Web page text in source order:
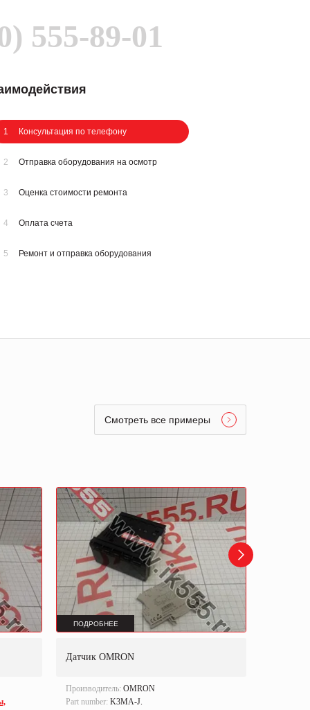
555-89-01
1 Консультация по телефону
2 Отправка оборудования на осмотр
3 Оценка стоимости ремонта
4 Оплата счета
5 Ремонт и отправка оборудования
Смотреть все примеры
ПОДРОБНЕЕ
Датчик OMRON
Производитель: OMRON
Part number: K3MA-J.